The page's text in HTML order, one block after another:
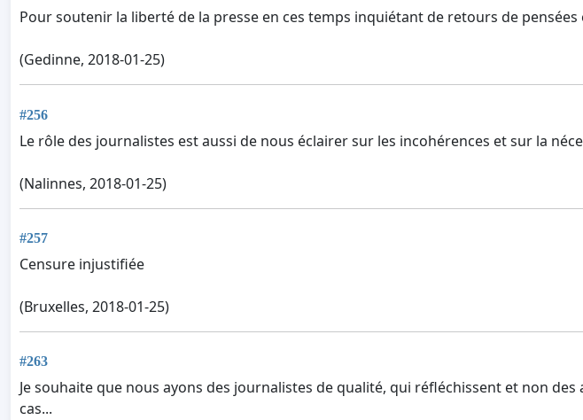
Pour soutenir la liberté de la presse en ces temps inquiétant de retours de
(Gedinne, 2018-01-25)
#256
Le rôle des journalistes est aussi de nous éclairer sur les incohérences et sur la
(Nalinnes, 2018-01-25)
#257
Censure injustifiée
(Bruxelles, 2018-01-25)
#263
Je souhaite que nous ayons des journalistes de qualité, qui réfléchissent et non
cas...